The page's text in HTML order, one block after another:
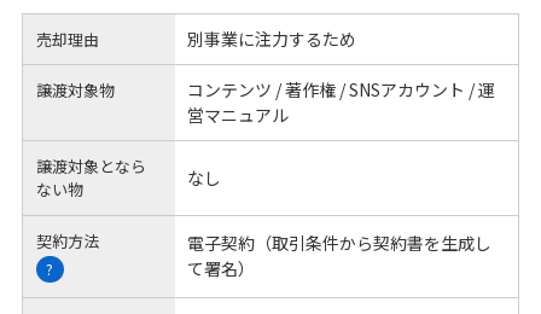
売却理由 別事業に注力するため
譲渡対象物
コンテンツ / 著作権 / SNSアカウント / 運
営マニュアル
譲渡対象となら
ない物
なし
契約方法
?
電子契約（取引条件から契約書を生成し
て署名）